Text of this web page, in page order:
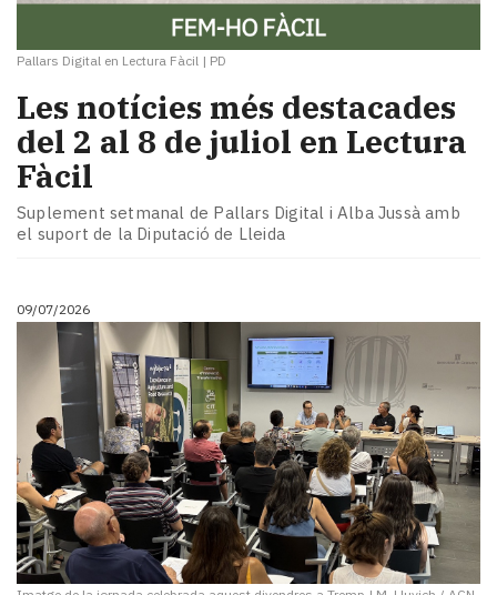
Pallars Digital en Lectura Fàcil | PD
Les notícies més destacades
del 2 al 8 de juliol en Lectura
Fàcil
Suplement setmanal de Pallars Digital i Alba Jussà amb
el suport de la Diputació de Lleida
09/07/2026